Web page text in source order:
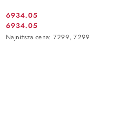
Cena
promocyjna:
6934.05
Cena
promocyjna:
6934.05
Najniższa
Najniższa cena: 7299, 7299